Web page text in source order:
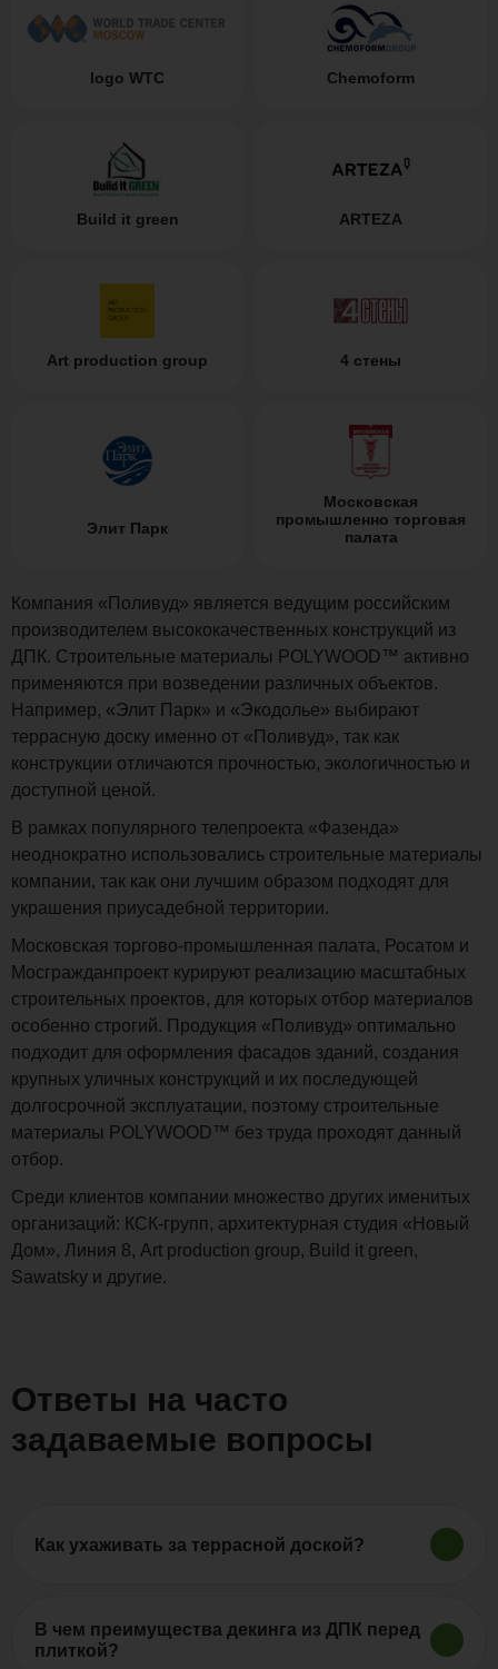
logo WTC Chemoform
Build it green ARTEZA
Art production group 4 стены
Элит Парк
Московская
промышленно торговая
палата
Компания «Поливуд» является ведущим российским
производителем высококачественных конструкций из
ДПК. Строительные материалы POLYWOOD™ активно
применяются при возведении различных объектов.
Например, «Элит Парк» и «Экодолье» выбирают
террасную доску именно от «Поливуд», так как
конструкции отличаются прочностью, экологичностью и
доступной ценой.
В рамках популярного телепроекта «Фазенда»
неоднократно использовались строительные материалы
компании, так как они лучшим образом подходят для
украшения приусадебной территории.
Московская торгово-промышленная палата, Росатом и
Мосгражданпроект курируют реализацию масштабных
строительных проектов, для которых отбор материалов
особенно строгий. Продукция «Поливуд» оптимально
подходит для оформления фасадов зданий, создания
крупных уличных конструкций и их последующей
долгосрочной эксплуатации, поэтому строительные
материалы POLYWOOD™ без труда проходят данный
отбор.
Среди клиентов компании множество других именитых
организаций: КСК-групп, архитектурная студия «Новый
Дом», Линия 8, Art production group, Build it green,
Sawatsky и другие.
Ответы на часто
задаваемые вопросы
Как ухаживать за террасной доской?
непривередливой в плане ухода. Террасная доска
из ДПК исключает возможность возникновения
В чем преимущества декинга из ДПК перед
плиткой?